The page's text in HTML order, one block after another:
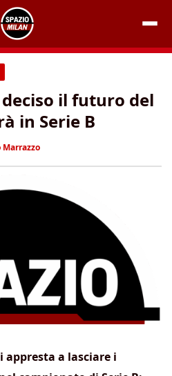
il futuro del
in Serie B
a lasciare i